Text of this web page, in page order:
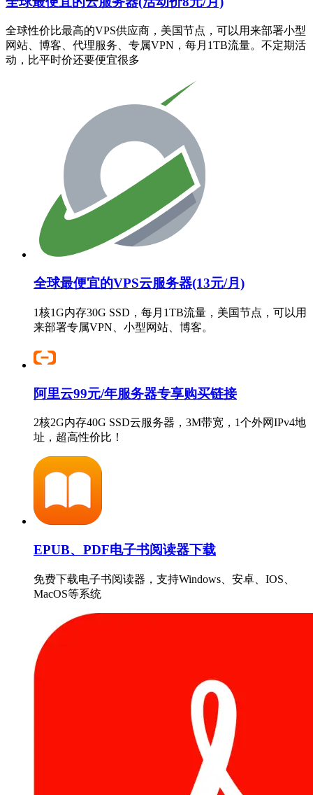
全球性价比最高的VPS供应商，美国节点，可以用来部署小型
网站、博客、代理服务、专属VPN，每月1TB流量。不定期活
动，比平时价还要便宜很多
全球最便宜的VPS云服务器(13元/月)
1核1G内存30G SSD，每月1TB流量，美国节点，可以用
来部署专属VPN、小型网站、博客。
阿里云99元/年服务器专享购买链接
2核2G内存40G SSD云服务器，3M带宽，1个外网IPv4地
址，超高性价比！
EPUB、PDF电子书阅读器下载
免费下载电子书阅读器，支持Windows、安卓、IOS、
MacOS等系统